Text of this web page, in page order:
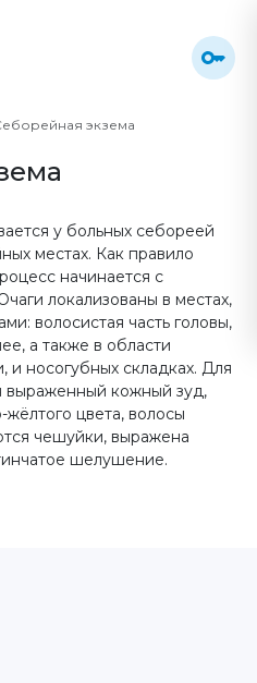
экзема
у больных себореей
местах. Как правило
начинается с
локализованы в местах,
волосистая часть головы,
а также в области
и носогубных складках. Для
выраженный кожный зуд,
цвета, волосы
чешуйки, выражена
шелушение.